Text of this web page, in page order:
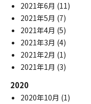
2021年6月 (11)
2021年5月 (7)
2021年4月 (5)
2021年3月 (4)
2021年2月 (1)
2021年1月 (3)
2020
2020年10月 (1)